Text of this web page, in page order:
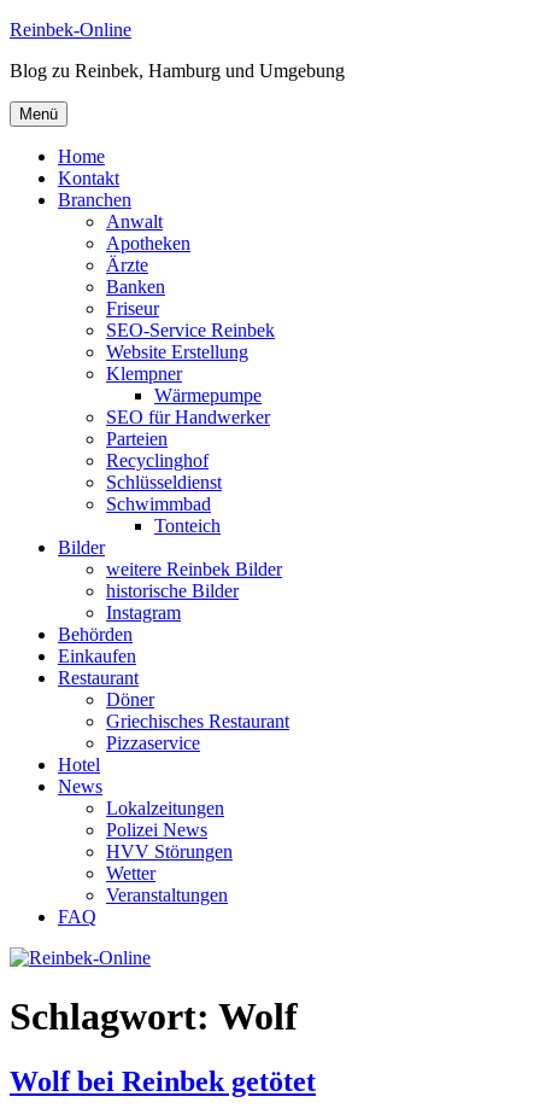
Zum
springen
Reinbek-Online
Blog zu Reinbek, Hamburg und Umgebung
Menü
Home
Kontakt
Branchen
Anwalt
Apotheken
Ärzte
Banken
Friseur
SEO-Service Reinbek
Website Erstellung
Klempner
Wärmepumpe
SEO für Handwerker
Parteien
Recyclinghof
Schlüsseldienst
Schwimmbad
Tonteich
Bilder
weitere Reinbek Bilder
historische Bilder
Instagram
Behörden
Einkaufen
Restaurant
Döner
Griechisches Restaurant
Pizzaservice
Hotel
News
Lokalzeitungen
Polizei News
HVV Störungen
Wetter
Veranstaltungen
FAQ
Schlagwort: Wolf
Wolf bei Reinbek getötet